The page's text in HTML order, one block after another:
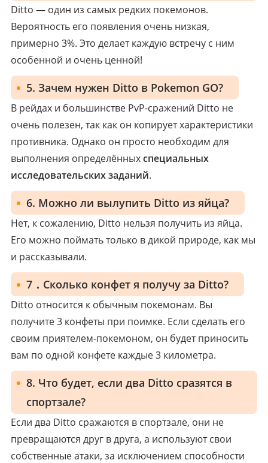
Ditto — один из самых редких покемонов.
Вероятность его появления очень низкая,
примерно 3%. Это делает каждую встречу с ним
особенной и очень ценной!
5. Зачем нужен Ditto в Pokemon GO?
В рейдах и большинстве PvP-сражений Ditto не
очень полезен, так как он копирует характеристики
противника. Однако он просто необходим для
выполнения определённыхспециальных
исследовательских заданий.
6. Можно ли вылупить Ditto из яйца?
Нет, к сожалению, Ditto нельзя получить из яйца.
Его можно поймать только в дикой природе, как мы
и рассказывали.
7．Сколько конфет я получу за Ditto?
Ditto относится к обычным покемонам. Вы
получите 3 конфеты при поимке. Если сделать его
своим приятелем-покемоном, он будет приносить
вам по одной конфете каждые 3 километра.
8. Что будет, если два Ditto сразятся в
спортзале?
Если два Ditto сражаются в спортзале, они не
превращаются друг в друга, а используют свои
собственные атаки, за исключением способности